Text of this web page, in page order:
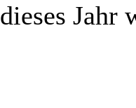
Jahr